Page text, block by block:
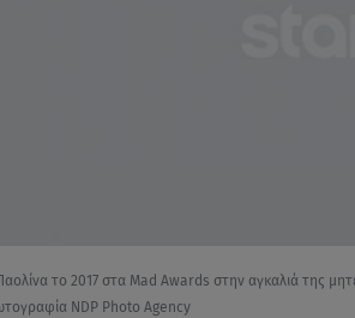
το 2017 στα Mad Awards στην αγκαλιά της
NDP Photo Agency